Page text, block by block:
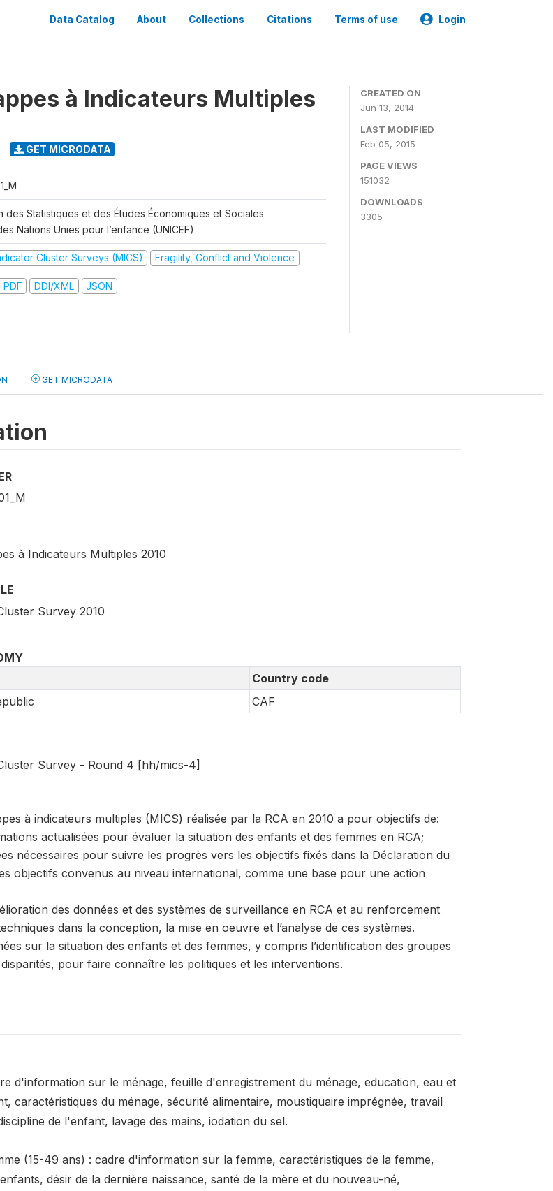
Data Catalog About Collections Citations Terms of use Login
à Indicateurs Multiples
GET MICRODATA
des Statistiques et des Études Économiques et Sociales
Nations Unies pour l’enfance (UNICEF)
Cluster Surveys (MICS) Fragility, Conflict and Violence
DDI/XML JSON
CREATED ON
Jun 13, 2014
LAST MODIFIED
Feb 05, 2015
PAGE VIEWS
151032
DOWNLOADS
3305
GET MICRODATA
à Indicateurs Multiples 2010
Survey 2010
Country code
CAF
Survey - Round 4 [hh/mics-4]
à indicateurs multiples (MICS) réalisée par la RCA en 2010 a pour objectifs de:
actualisées pour évaluer la situation des enfants et des femmes en RCA;
nécessaires pour suivre les progrès vers les objectifs fixés dans la Déclaration du
objectifs convenus au niveau international, comme une base pour une action
des données et des systèmes de surveillance en RCA et au renforcement
dans la conception, la mise en oeuvre et l’analyse de ces systèmes.
sur la situation des enfants et des femmes, y compris l’identification des groupes
pour faire connaître les politiques et les interventions.
d'information sur le ménage, feuille d'enregistrement du ménage, education, eau et
caractéristiques du ménage, sécurité alimentaire, moustiquaire imprégnée, travail
de l'enfant, lavage des mains, iodation du sel.
(15-49 ans) : cadre d'information sur la femme, caractéristiques de la femme,
désir de la dernière naissance, santé de la mère et du nouveau-né,